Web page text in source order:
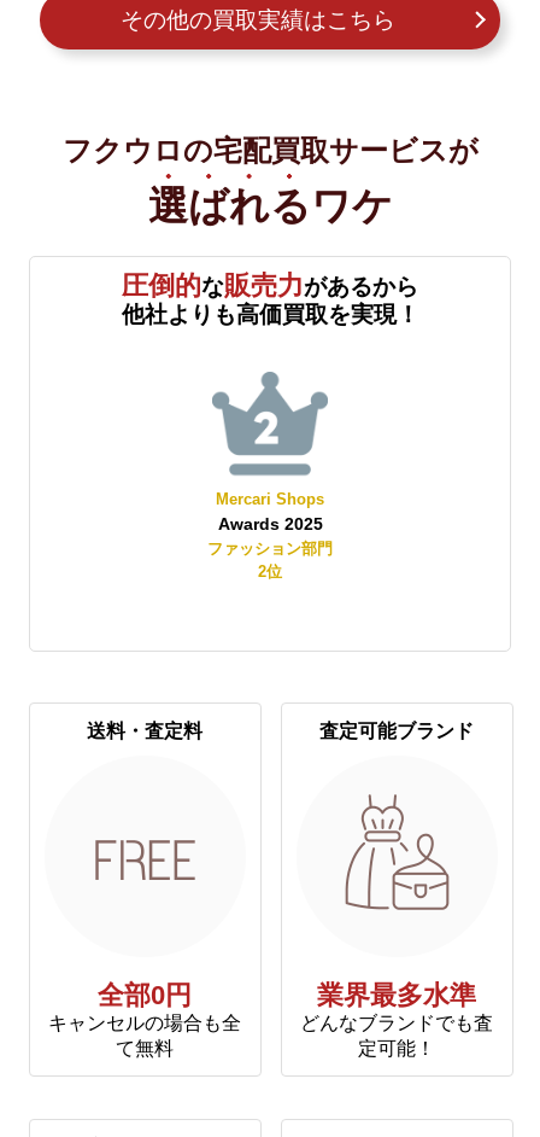
その他の買取実績はこちら
フクウロの宅配買取サービスが
選ばれる ワケ
圧倒的な販売力があるから
他社よりも高価買取を実現！
Mercari Shops
Awards 2025
ファッション部門
2位
送料・査定料
全部0円
キャンセルの場合も全
て無料
査定可能ブランド
業界最多水準
どんなブランドでも査
定可能！